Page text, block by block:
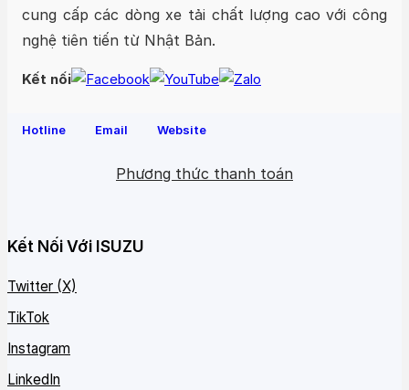
cung cấp các dòng xe tải chất lượng cao với công
nghệ tiên tiến từ Nhật Bản.
Kết nối
Hotline Email Website
Phương thức thanh toán
Kết Nối Với ISUZU
Twitter (X)
TikTok
Instagram
LinkedIn